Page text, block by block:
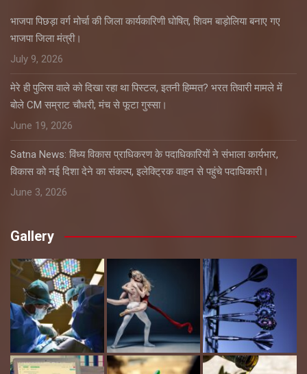
भाजपा पिछड़ा वर्ग मोर्चा की जिला कार्यकारिणी घोषित, शिवम बाड़ोलिया बनाए गए
भाजपा जिला मंत्री।
July 9, 2026
मेरे ही पुलिस वाले को दिखा रहा था पिस्टल, इतनी हिम्मत? भरत तिवारी मामले में
बोले CM सम्राट चौधरी, मंच से फूटा गुस्सा।
June 19, 2026
Satna News: विंध्य विकास प्राधिकरण के पदाधिकारियों ने संभाला कार्यभार,
विकास को नई दिशा देने का संकल्प, इलेक्ट्रिक वाहन से पहुंचे पदाधिकारी।
June 3, 2026
Gallery